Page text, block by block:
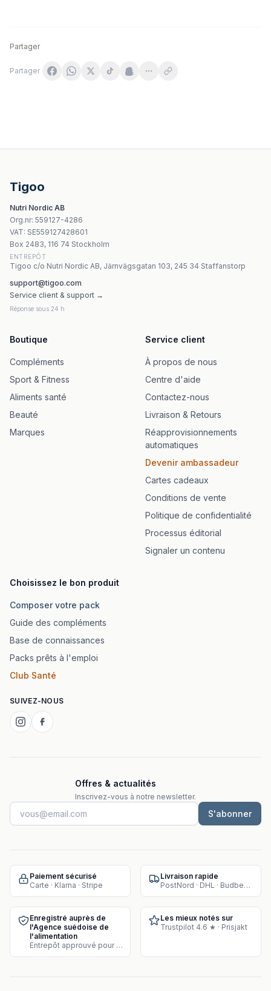
Partager
Partager
Dary Natury - Marzanka Herb - 25g
Yango Multivitamin For Children 30ml
Yango Rödklöver-extrakt 120 kapslar 8% isoflavoner
Yango D3 + K2 - 90 kapslar
Tigoo
Nutri Nordic AB
Org.nr: 559127-4286
VAT: SE559127428601
Box 2483, 116 74 Stockholm
ENTREPÔT
Tigoo c/o Nutri Nordic AB, Järnvägsgatan 103, 245 34 Staffanstorp
support@tigoo.com
Service client & support →
Réponse sous 24 h
Boutique
Compléments
Sport & Fitness
Aliments santé
Beauté
Marques
Service client
À propos de nous
Centre d'aide
Contactez-nous
Livraison & Retours
Réapprovisionnements
automatiques
Devenir ambassadeur
Cartes cadeaux
Conditions de vente
Politique de confidentialité
Processus éditorial
Signaler un contenu
Choisissez le bon produit
Composer votre pack
Guide des compléments
Base de connaissances
Packs prêts à l'emploi
Club Santé
SUIVEZ-NOUS
Offres & actualités
Inscrivez-vous à notre newsletter.
S'abonner
Paiement sécurisé
Carte · Klarna · Stripe
Livraison rapide
PostNord · DHL · Budbee · Instabox
Enregistré auprès de
l'Agence suédoise de
l'alimentation
Entrepôt approuvé pour la vente de compléments
Les mieux notés sur
Trustpilot 4.6 ★ · Prisjakt